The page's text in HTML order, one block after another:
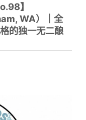
】
WA）｜全
的独一无二酿